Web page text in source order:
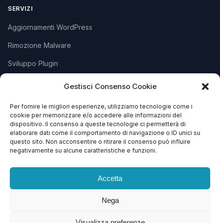
Gestisci Consenso Cookie
Per fornire le migliori esperienze, utilizziamo tecnologie come i
cookie per memorizzare e/o accedere alle informazioni del
dispositivo. Il consenso a queste tecnologie ci permetterà di
elaborare dati come il comportamento di navigazione o ID unici su
questo sito. Non acconsentire o ritirare il consenso può influire
negativamente su alcune caratteristiche e funzioni.
Accetta
Nega
SERVIZI
Aggiornamenti WordPress
Rimozione Malware
Sviluppo Plugin
SUPPORTO
Apri Ticket
Contattaci
Blog
FAQ